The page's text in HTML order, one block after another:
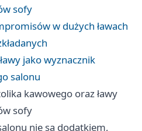
sofy
w dużych ławach
jako wyznacznik
salonu
kawowego oraz ławy
sofy
nie są dodatkiem,